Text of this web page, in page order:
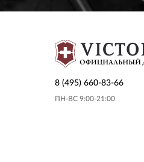
8 (495) 660-83-66
ПН-ВС 9:00-21:00